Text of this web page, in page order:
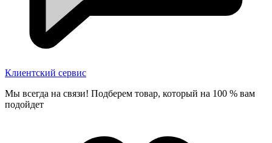
Клиентский сервис
Мы всегда на связи! Подберем товар, который на 100 % вам
подойдет